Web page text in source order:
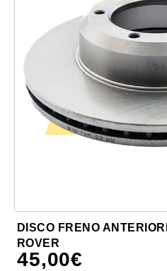
DISCO FRENO
ROVER
45,00€